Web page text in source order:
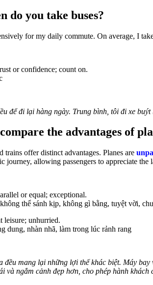
do you take buses?
for my daily commute. On average, I
or confidence; count on.
để đi lại hàng ngày. Trung bình, tôi đi xe
the advantages of
trains offer distinct advantages. Planes are
journey, allowing passengers to appreciate
or equal; exceptional.
thể sánh kịp, không gì bằng, tuyệt vời,
leisure; unhurried.
dung, nhàn nhã, làm trong lúc rảnh rang
đều mang lại những lợi thế khác biệt. Máy
và ngắm cảnh đẹp hơn, cho phép hành